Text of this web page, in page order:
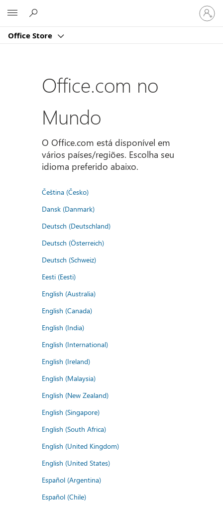
Office Store
Entre
em
sua
Office.com no
Mundo
O Office.com está disponível em
vários países/regiões. Escolha seu
idioma preferido abaixo.
Čeština (Česko)
Dansk (Danmark)
Deutsch (Deutschland)
Deutsch (Österreich)
Deutsch (Schweiz)
Eesti (Eesti)
English (Australia)
English (Canada)
English (India)
English (International)
English (Ireland)
English (Malaysia)
English (New Zealand)
English (Singapore)
English (South Africa)
English (United Kingdom)
English (United States)
Español (Argentina)
Español (Chile)